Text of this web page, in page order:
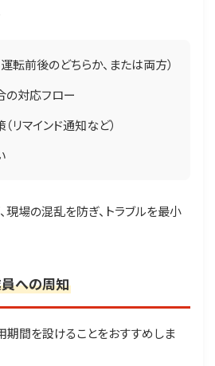
転前後のどちらか、または両方）
の対応フロー
リマインド通知など）
場の混乱を防ぎ、トラブルを最小
への周知
期間を設けることをおすすめしま